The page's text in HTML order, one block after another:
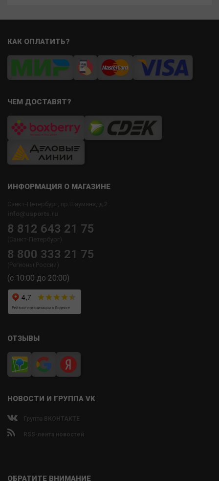
КАК ОПЛАТИТЬ?
ЧЕМ ДОСТАВЯТ?
ИНФОРМАЦИЯ О МАГАЗИНЕ
Санкт-Петербург, пр.Шаумяна, д.2
info@usports.ru
8 812 643 21 75
(Санкт-Петербург)
8 800 333 21 75
(Регионы России)
(с 10:00 до 20:00)
ОТЗЫВЫ
НОВОСТИ И ГРУППА VK
Группа ВКОНТАКТЕ
RSS-лента новостей
ОБРАТИТЕ ВНИМАНИЕ